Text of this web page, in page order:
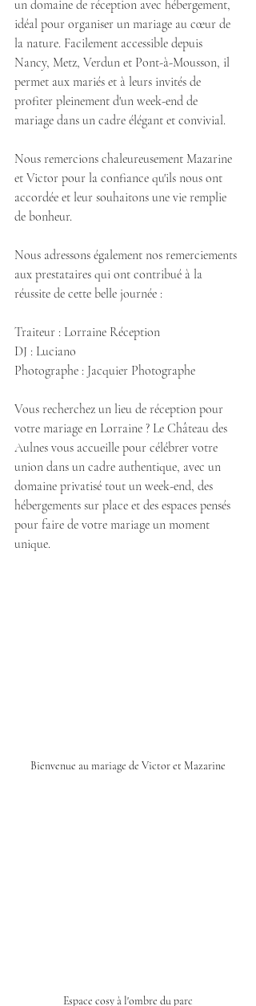
un domaine de réception avec hébergement,
idéal pour organiser un mariage au cœur de
la nature. Facilement accessible depuis
Nancy, Metz, Verdun et Pont-à-Mousson, il
permet aux mariés et à leurs invités de
profiter pleinement d'un week-end de
mariage dans un cadre élégant et convivial.
Nous remercions chaleureusement Mazarine
et Victor pour la confiance qu'ils nous ont
accordée et leur souhaitons une vie remplie
de bonheur.
Nous adressons également nos remerciements
aux prestataires qui ont contribué à la
réussite de cette belle journée :
Traiteur : Lorraine Réception
DJ : Luciano
Photographe : Jacquier Photographe
Vous recherchez un lieu de réception pour
votre mariage en Lorraine ? Le Château des
Aulnes vous accueille pour célébrer votre
union dans un cadre authentique, avec un
domaine privatisé tout un week-end, des
hébergements sur place et des espaces pensés
pour faire de votre mariage un moment
unique.
Bienvenue au mariage de Victor et Mazarine
Espace cosy à l'ombre du parc